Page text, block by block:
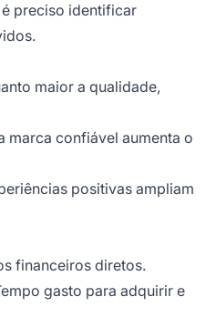
preciso identificar
maior a qualidade,
marca confiável aumenta o
positivas ampliam
financeiros diretos.
gasto para adquirir e